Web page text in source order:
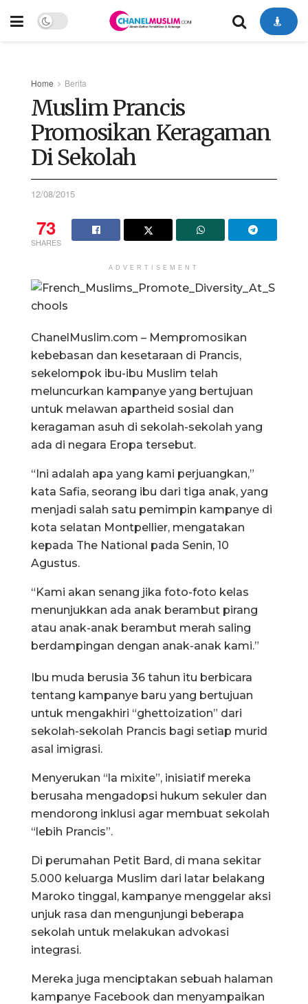
Home Berita
Muslim Prancis
Promosikan Keragaman
Di Sekolah
12/08/2015
73
SHARES
ADVERTISEMENT
ChanelMuslim.com – Mempromosikan
kebebasan dan kesetaraan di Prancis,
sekelompok ibu-ibu Muslim telah
meluncurkan kampanye yang bertujuan
untuk melawan apartheid sosial dan
keragaman asuh di sekolah-sekolah yang
ada di negara Eropa tersebut.
“Ini adalah apa yang kami perjuangkan,”
kata Safia, seorang ibu dari tiga anak, yang
menjadi salah satu pemimpin kampanye di
kota selatan Montpellier, mengatakan
kepada The National pada Senin, 10
Agustus.
“Kami akan senang jika foto-foto kelas
menunjukkan ada anak berambut pirang
atau anak-anak berambut merah saling
berdampingan dengan anak-anak kami.”
Ibu muda berusia 36 tahun itu berbicara
tentang kampanye baru yang bertujuan
untuk mengakhiri “ghettoization” dari
sekolah-sekolah Prancis bagi setiap murid
asal imigrasi.
Menyerukan “la mixite”, inisiatif mereka
berusaha mengadopsi hukum sekuler dan
mendorong inklusi agar membuat sekolah
“lebih Prancis”.
Di perumahan Petit Bard, di mana sekitar
5.000 keluarga Muslim dari latar belakang
Maroko tinggal, kampanye menggelar aksi
unjuk rasa dan mengunjungi beberapa
sekolah untuk melakukan advokasi
integrasi.
Mereka juga menciptakan sebuah halaman
kampanye Facebook dan menyampaikan